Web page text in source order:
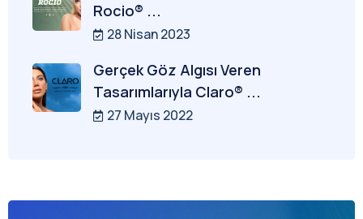
Rocio® ...
28 Nisan 2023
Gerçek Göz Algısı Veren
Tasarımlarıyla Claro® ...
27 Mayıs 2022